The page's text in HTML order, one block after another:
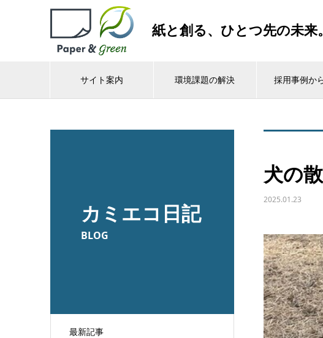
紙と創る、ひとつ先の未来。
サイト案内 環境課題の解決 採用事例か
カミエコ日記
BLOG
最新記事
犬の
2025.01.23